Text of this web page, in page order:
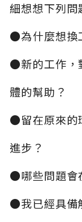
細想想下列問
●為什麼想換
●新的工作，
體的幫助？
●留在原來的
進步？
●哪些問題會
●我已經具備